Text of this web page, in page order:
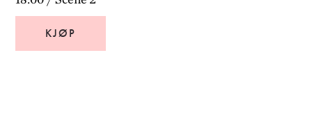
KJØP